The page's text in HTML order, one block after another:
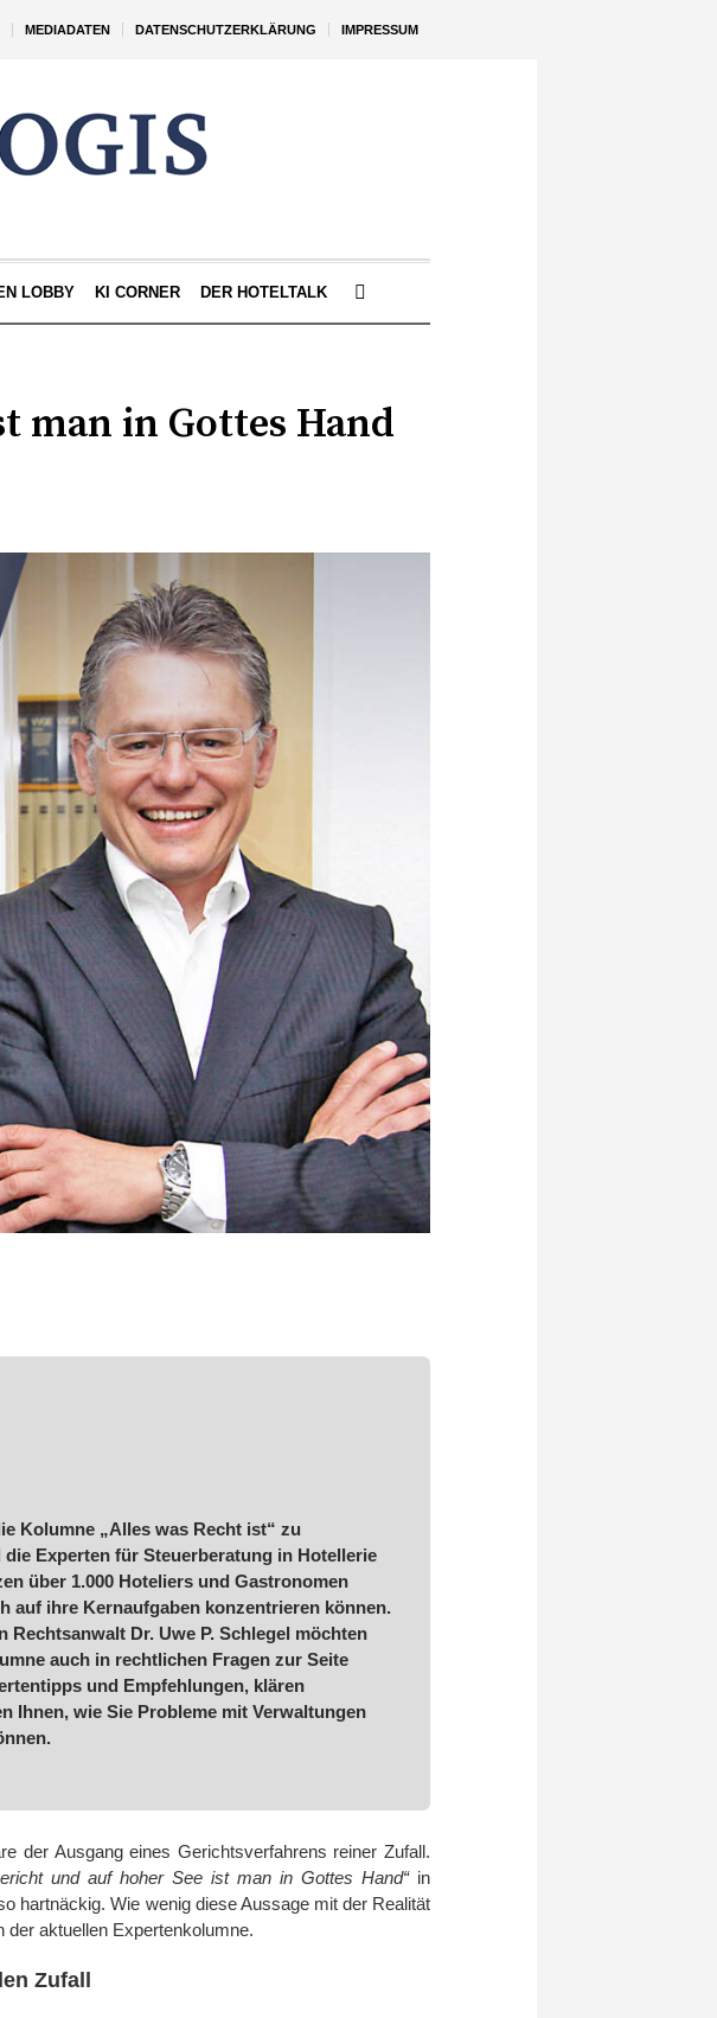
MEDIADATEN DATENSCHUTZERKLÄRUNG IMPRESSUM
LOBBY KI CORNER DER HOTELTALK
man in Gottes Hand
Kolumne „Alles was Recht ist“ zu
Experten für Steuerberatung in Hotellerie
über 1.000 Hoteliers und Gastronomen
auf ihre Kernaufgaben konzentrieren können.
Rechtsanwalt Dr. Uwe P. Schlegel möchten
auch in rechtlichen Fragen zur Seite
und Empfehlungen, klären
Ihnen, wie Sie Probleme mit Verwaltungen
der Ausgang eines Gerichtsverfahrens reiner Zufall.
und auf hoher See ist man in Gottes Hand“in
hartnäckig. Wie wenig diese Aussage mit der Realität
der aktuellen Expertenkolumne.
Zufall